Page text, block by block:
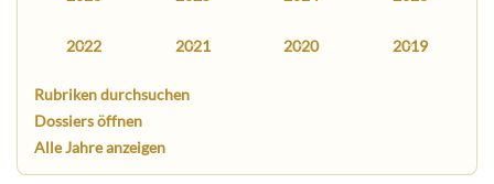
2022 2021 2020 2019
Rubriken durchsuchen
Dossiers öffnen
Alle Jahre anzeigen